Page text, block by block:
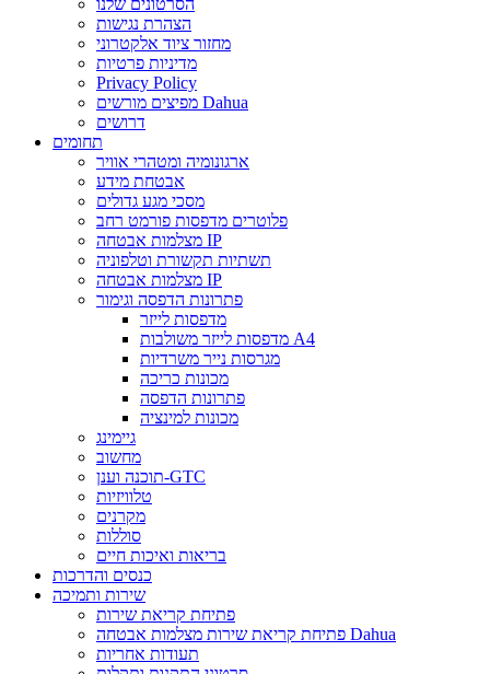
הסרטונים שלנו
הצהרת נגישות
מחזור ציוד אלקטרוני
מדיניות פרטיות
Privacy Policy
מפיצים מורשים Dahua
דרושים
תחומים
ארגונומיה ומטהרי אוויר
אבטחת מידע
מסכי מגע גדולים
פלוטרים מדפסות פורמט רחב
מצלמות אבטחה IP
תשתיות תקשורת וטלפוניה
מצלמות אבטחה IP
פתרונות הדפסה וגימור
מדפסות לייזר
מדפסות לייזר משולבות A4
מגרסות נייר משרדיות
מכונות כריכה
פתרונות הדפסה
מכונות למינציה
גיימינג
מחשוב
תוכנה וענן-GTC
טלוויזיות
מקרנים
סוללות
בריאות ואיכות חיים
כנסים והדרכות
שירות ותמיכה
פתיחת קריאת שירות
פתיחת קריאת שירות מצלמות אבטחה Dahua
תעודות אחריות